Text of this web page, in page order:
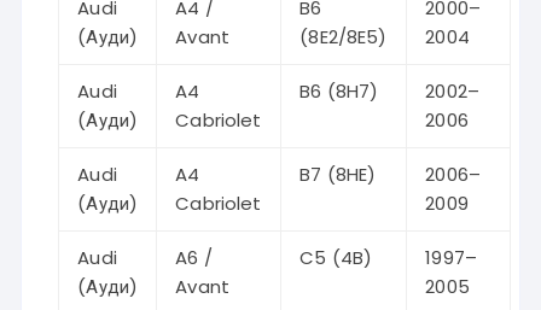
Audi
(Ауди)
A4 /
Avant
B6
(8E2/8E5)
2000–
2004
Audi
(Ауди)
A4
Cabriolet
B6 (8H7)
2002–
2006
Audi
(Ауди)
A4
Cabriolet
B7 (8HE)
2006–
2009
Audi
(Ауди)
A6 /
Avant
C5 (4B)
1997–
2005